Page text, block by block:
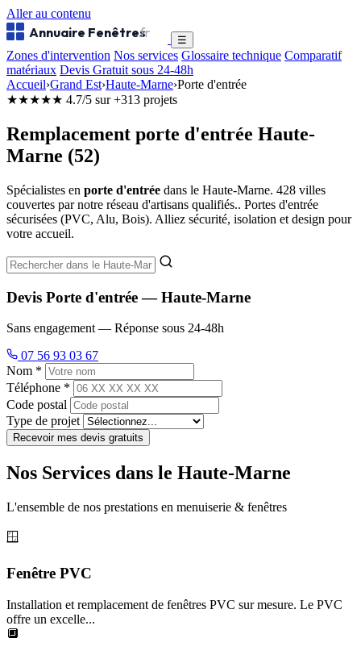
Aller au contenu
Annuaire Fenêtres
.fr ☰
Zones d'intervention Nos services Glossaire technique Comparatif
matériaux Devis Gratuit sous 24-48h
Accueil›Grand Est›Haute-Marne›Porte d'entrée
★★★★★ 4.7/5 sur +313 projets
Remplacement porte d'entrée Haute-
Marne (52)
Spécialistes en porte d'entrée dans le Haute-Marne. 428 villes
couvertes par notre réseau d'artisans qualifiés.. Portes d'entrée
sécurisées (PVC, Alu, Bois). Alliez sécurité, isolation et design pour
votre accueil.
Devis Porte d'entrée — Haute-Marne
Sans engagement — Réponse sous 24-48h
07 56 93 03 67
Nom *
Téléphone *
Code postal
Type de projet
Recevoir mes devis gratuits
Nos Services dans le Haute-Marne
L'ensemble de nos prestations en menuiserie & fenêtres
🪟
Fenêtre PVC
Installation et remplacement de fenêtres PVC sur mesure. Le PVC
offre un excelle...
🔲